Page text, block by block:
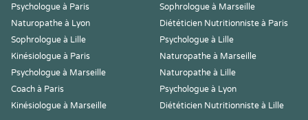
Psychologue à Paris
Sophrologue à Marseille
Naturopathe à Lyon
Diététicien Nutritionniste à Paris
Sophrologue à Lille
Psychologue à Lille
Kinésiologue à Paris
Naturopathe à Marseille
Psychologue à Marseille
Naturopathe à Lille
Coach à Paris
Psychologue à Lyon
Kinésiologue à Marseille
Diététicien Nutritionniste à Lille